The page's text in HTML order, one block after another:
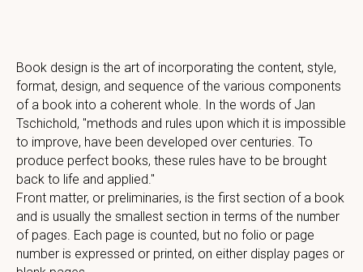
Book design is the art of incorporating the content, style,
format, design, and sequence of the various components
of a book into a coherent whole. In the words of Jan
Tschichold, "methods and rules upon which it is impossible
to improve, have been developed over centuries. To
produce perfect books, these rules have to be brought
back to life and applied."
Front matter, or preliminaries, is the first section of a book
and is usually the smallest section in terms of the number
of pages. Each page is counted, but no folio or page
number is expressed or printed, on either display pages or